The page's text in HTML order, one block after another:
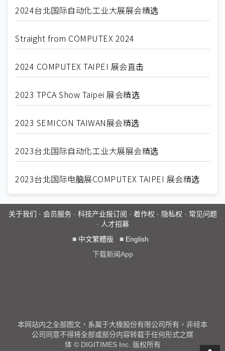
2024台北国际自动化工业大展展会精选
Straight from COMPUTEX 2024
2024 COMPUTEX TAIPEI 展会直击
2023 TPCA Show Taipei 展会精选
2023 SEMICON TAIWAN展会精选
2023台北国际自动化工业大展展会精选
2023台北国际电脑展COMPUTEX TAIPEI 展会精选
关于我们 · 会员服务· 科技产业报订阅 · 着作权 · 隐私权 · 常见问题
· 人才招募
■ 中文繁體版 ■ English
下载新闻App
本网站内之全部图文，系属于大椽股份有限公司所有，非经本
公司同意不得将全部或部分内容转载于任何形式之媒
体 © DIGITIMES Inc. 版权所有